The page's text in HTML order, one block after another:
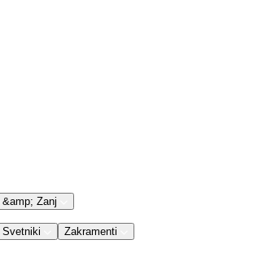
&amp; Zanj
Svetniki Zakramenti